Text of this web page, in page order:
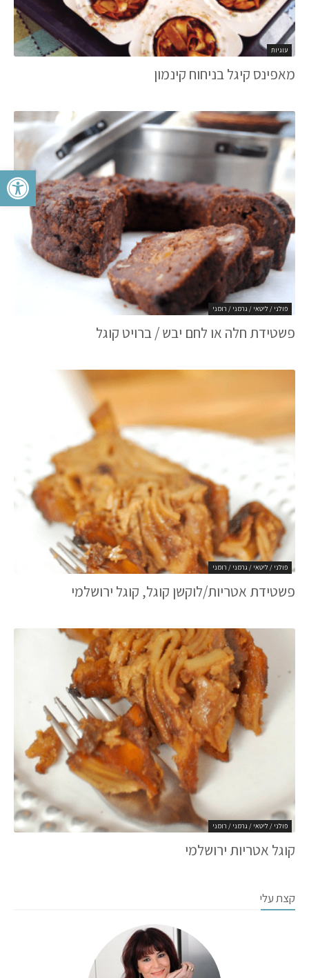
פתח
עוגיות
מאפינס קיגל בניחוח קינמון
פולני / ליטאי / גרמני / רומני
פשטידת חלה או לחם יבש / ברויט קוגל
פולני / ליטאי / גרמני / רומני
פשטידת אטריות/לוקשן קוגל, קוגל ירושלמי
פולני / ליטאי / גרמני / רומני
קוגל אטריות ירושלמי
קצת עלי